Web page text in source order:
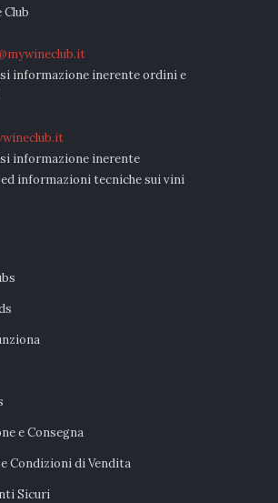
Club
informazione inerente ordini e
informazione inerente
informazioni tecniche sui vini
e Consegna
Condizioni di Vendita
Sicuri